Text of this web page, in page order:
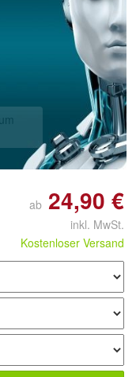
ab 24,90 €
inkl. MwSt.
Kostenloser Versand